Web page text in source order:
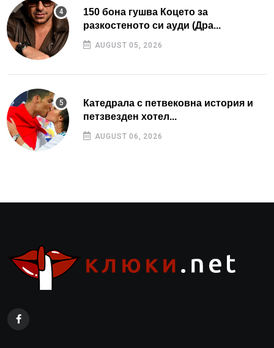
150 бона гушва Коцето за
разкостеното си ауди (Дра...
AUGUST 05, 2026
Катедрала с петвековна история и
петзвезден хотел...
AUGUST 06, 2026